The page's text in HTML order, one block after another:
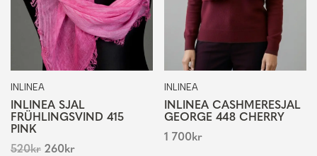
INLINEA
INLINEA SJAL
FRÜHLINGSVIND 415
PINK
520kr 260kr
INLINEA
INLINEA CASHMERESJAL
GEORGE 448 CHERRY
1 700kr